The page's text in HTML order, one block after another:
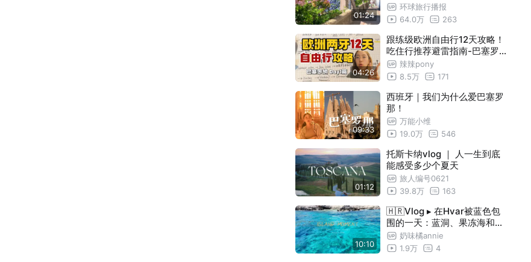
01:24
环球旅行播报
64.0万
263
04:26
跟练级欧洲自由行12天攻略！
吃住行推荐避雷指南-巴塞罗
那day1辣辣pony
8.5万
171
09:33
西班牙｜我们为什么爱巴塞罗
那！
万能小维
19.0万
546
01:12
托斯卡纳vlog ｜ 人一生到底
能感受多少个夏天
旅人编号0621
39.8万
163
10:10
🇭🇷Vlog ▸ 在Hvar被蓝色包
围的一天：蓝洞、果冻海和一
场海边日落【克罗地亚跳岛游
】
奶味橘annie
1.9万
4